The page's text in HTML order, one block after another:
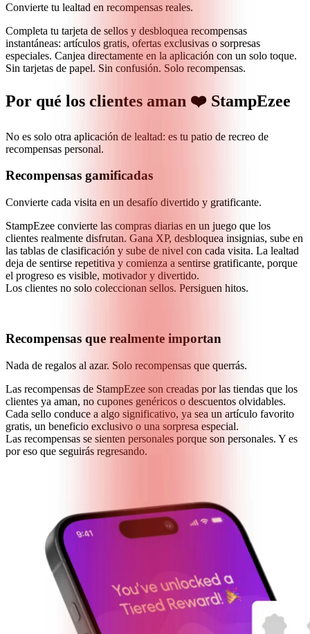
Convierte tu lealtad en recompensas reales.
Completa tu tarjeta de sellos y desbloquea recompensas
instantáneas: artículos gratis, ofertas exclusivas o sorpresas
especiales. Canjea directamente en la aplicación con un solo toque.
Sin tarjetas de papel. Sin confusión. Solo recompensas.
Por qué los clientes aman ❤️ StampEzee
No es solo otra aplicación de lealtad: es tu patio de recreo de
recompensas personal.
Recompensas gamificadas
Convierte cada visita en un desafío divertido y gratificante.
StampEzee convierte las compras diarias en un juego que los
clientes realmente disfrutan. Gana XP, desbloquea insignias, sube en
las tablas de clasificación y sube de nivel con cada visita. La lealtad
deja de sentirse repetitiva y comienza a sentirse gratificante, porque
el progreso es visible, motivador y divertido.
Los clientes no solo coleccionan sellos. Persiguen hitos.
Recompensas que realmente importan
Nada de regalos al azar. Solo recompensas que querrás.
Las recompensas de StampEzee son creadas por las tiendas que los
clientes ya aman, no cupones genéricos o descuentos olvidables.
Cada sello conduce a algo significativo, ya sea un artículo favorito
gratis, un beneficio exclusivo o una sorpresa especial.
Las recompensas se sienten personales porque son personales. Y es
por eso que seguirás regresando.